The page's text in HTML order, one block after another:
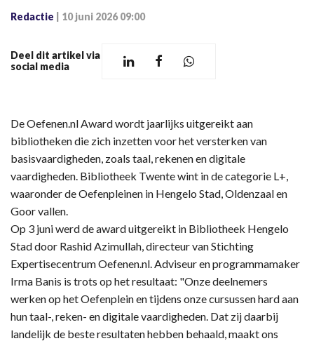
Redactie 10 juni 2026 09:00
Deel dit artikel via
social media
De Oefenen.nl Award wordt jaarlijks uitgereikt aan
bibliotheken die zich inzetten voor het versterken van
basisvaardigheden, zoals taal, rekenen en digitale
vaardigheden. Bibliotheek Twente wint in de categorie L+,
waaronder de Oefenpleinen in Hengelo Stad, Oldenzaal en
Goor vallen.
Op 3 juni werd de award uitgereikt in Bibliotheek Hengelo
Stad door Rashid Azimullah, directeur van Stichting
Expertisecentrum Oefenen.nl. Adviseur en programmamaker
Irma Banis is trots op het resultaat: "Onze deelnemers
werken op het Oefenplein en tijdens onze cursussen hard aan
hun taal-, reken- en digitale vaardigheden. Dat zij daarbij
landelijk de beste resultaten hebben behaald, maakt ons